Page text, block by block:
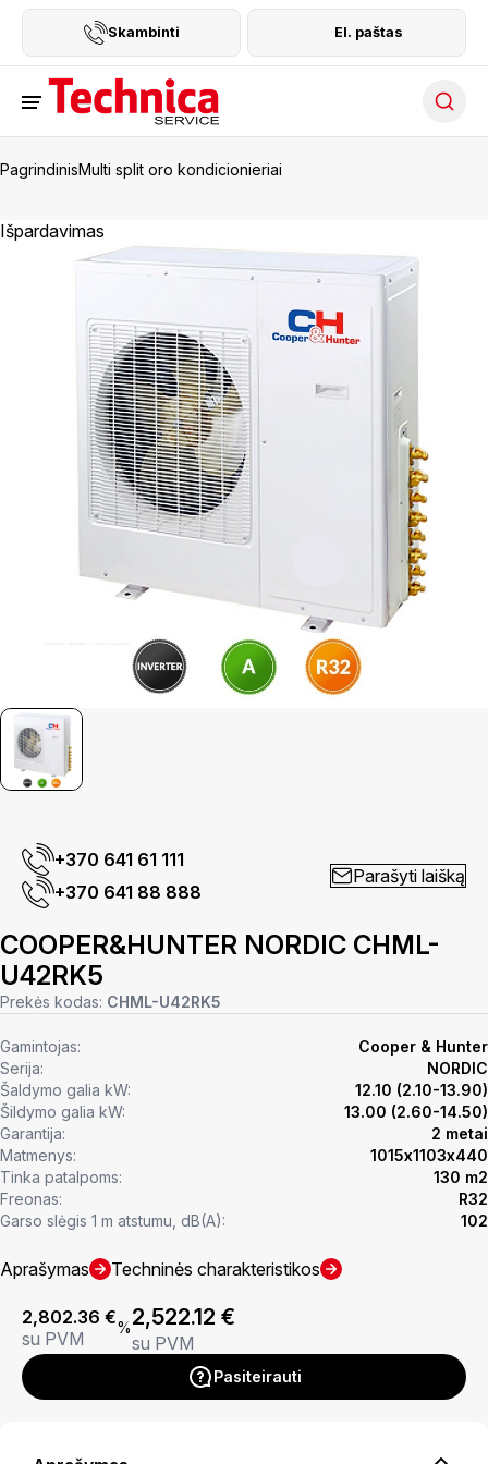
Skambinti El. paštas
PagrindinisMulti split oro kondicionieriai
Išpardavimas
+370 641 61 111
+370 641 88 888
Parašyti laišką
COOPER&HUNTER NORDIC CHML-
U42RK5
Prekės kodas: CHML-U42RK5
Gamintojas:
Cooper & Hunter
Serija:
NORDIC
Šaldymo galia kW:
12.10 (2.10-13.90)
Šildymo galia kW:
13.00 (2.60-14.50)
Garantija:
2 metai
Matmenys:
1015х1103х440
Tinka patalpoms:
130 m2
Freonas:
R32
Garso slėgis 1 m atstumu, dB(A):
102
Aprašymas Techninės charakteristikos
2,802.36 €
su PVM
%2,522.12 €
su PVM
Pasiteirauti